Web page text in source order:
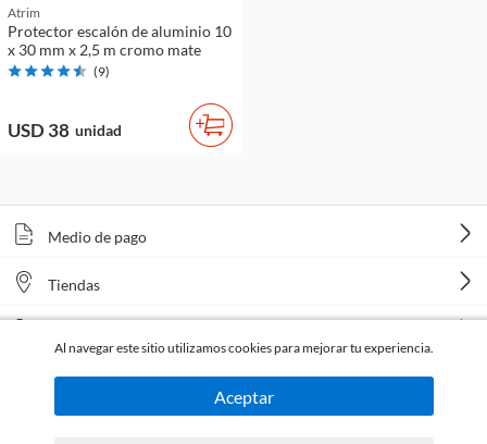
Atrim
Protector escalón de aluminio 10
x 30 mm x 2,5 m cromo mate
(9)
USD 38 unidad
Medio de pago
Tiendas
Al navegar este sitio utilizamos cookies para mejorar tu experiencia.
Aceptar